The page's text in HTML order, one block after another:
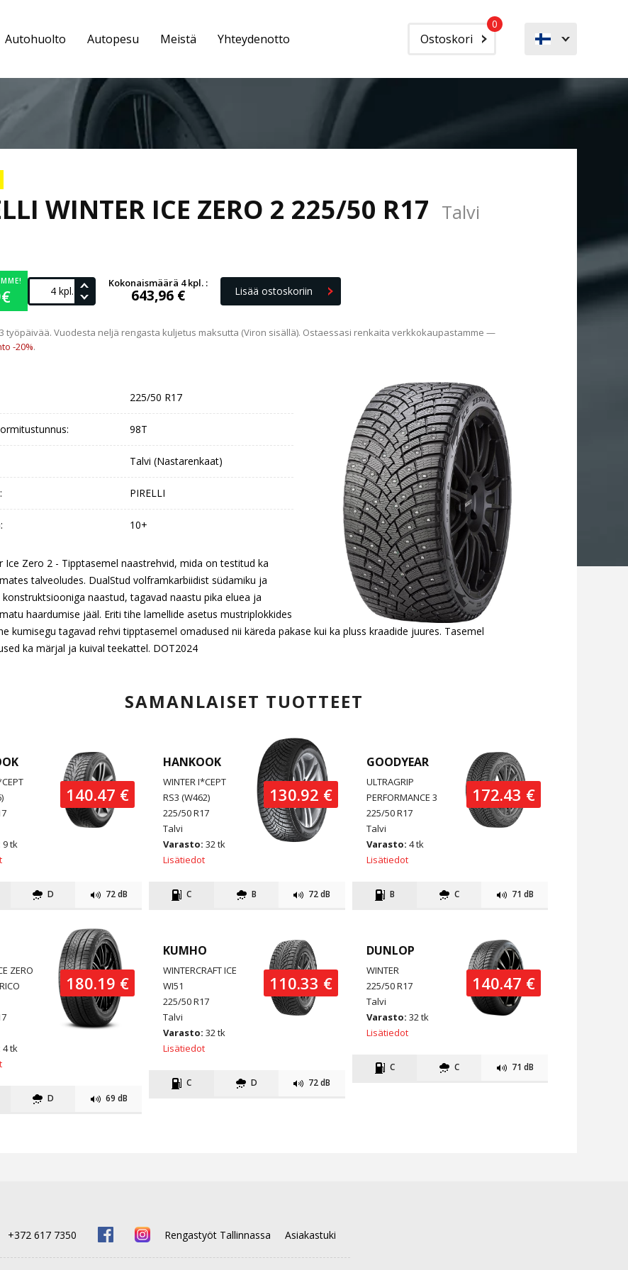
Ostoskori
0
Autohuolto Autopesu Meistä Yhteydenotto
WINTER ICE ZERO 2 225/50 R17 Talvi
Kokonaismäärä 4 kpl. :
643,96 € Lisää ostoskoriin
työpäivää. Vuodesta neljä rengasta kuljetus maksutta (Viron sisällä). Ostaessasi renkaita verkkokaupastamme —
-20%.
225/50 R17
98T
Talvi (Nastarenkaat)
PIRELLI
10+
Ice Zero 2 - Tipptasemel naastrehvid, mida on testitud ka
talveoludes. DualStud volframkarbiidist südamiku ja
konstruktsiooniga naastud, tagavad naastu pika eluea ja
haardumise jääl. Eriti tihe lamellide asetus mustriplokkides
kumisegu tagavad rehvi tipptasemel omadused nii käreda pakase kui ka pluss kraadide juures. Tasemel
ka märjal ja kuival teekattel. DOT2024
SAMANLAISET TUOTTEET
140.47 €
9 tk
D 72 dB
130.92 €
HANKOOK
WINTER I*CEPT
RS3 (W462)
225/50 R17
Talvi
Varasto: 32 tk
Lisätiedot
C B 72 dB
172.43 €
GOODYEAR
ULTRAGRIP
PERFORMANCE 3
225/50 R17
Talvi
Varasto: 4 tk
Lisätiedot
B C 71 dB
180.19 €
ZERO
4 tk
D 69 dB
110.33 €
KUMHO
WINTERCRAFT ICE
WI51
225/50 R17
Talvi
Varasto: 32 tk
Lisätiedot
C D 72 dB
140.47 €
DUNLOP
WINTER
225/50 R17
Talvi
Varasto: 32 tk
Lisätiedot
C C 71 dB
+372 617 7350 Rengastyöt Tallinnassa Asiakastuki